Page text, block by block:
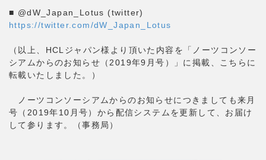
■ @dW_Japan_Lotus (twitter)
https://twitter.com/dW_Japan_Lotus
（以上、HCLジャパン様より頂いた内容を「ノーツコンソー
シアムからのお知らせ（2019年9月号）」に掲載、こちらに
転載いたしました。）
ノーツコンソーシアムからのお知らせにつきましても来月
号（2019年10月号）から配信システムを更新して、お届け
して参ります。（事務局）